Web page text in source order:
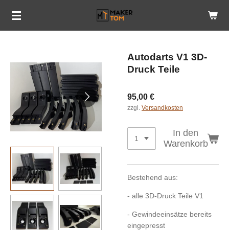
Zum
Hauptinhalt
springen
Autodarts V1 3D-
Druck Teile
95,00 €
zzgl. Versandkosten
In den
Warenkorb
Bestehend aus:
- alle 3D-Druck Teile V1
- Gewindeeinsätze bereits
eingepresst